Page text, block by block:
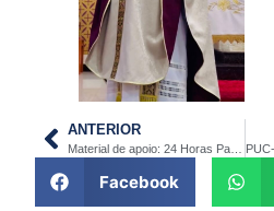
ANTERIOR
Facebook